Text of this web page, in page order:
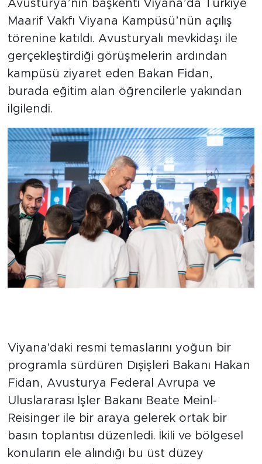
Avusturya’nın başkenti Viyana’da Türkiye
Maarif Vakfı Viyana Kampüsü’nün açılış
törenine katıldı. Avusturyalı mevkidaşı ile
gerçekleştirdiği görüşmelerin ardından
kampüsü ziyaret eden Bakan Fidan,
burada eğitim alan öğrencilerle yakından
ilgilendi.
Viyana'daki resmi temaslarını yoğun bir
programla sürdüren Dışişleri Bakanı Hakan
Fidan, Avusturya Federal Avrupa ve
Uluslararası İşler Bakanı Beate Meinl-
Reisinger ile bir araya gelerek ortak bir
basın toplantısı düzenledi. İkili ve bölgesel
konuların ele alındığı bu üst düzey